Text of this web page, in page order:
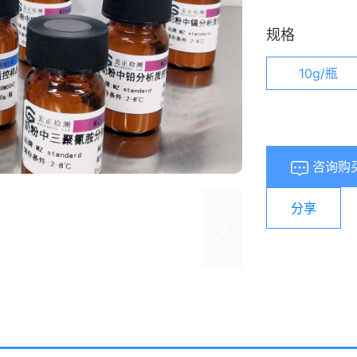
规格
10g/瓶
咨询购
分享